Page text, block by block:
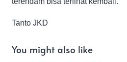
Tanto JKD
You might also like